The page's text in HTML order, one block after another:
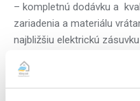
– kompletnú dodávku a
zariadenia a materiálu
najbližšiu elektrickú
zariadenia do prevádzky,
základnej obsluhy, manuál